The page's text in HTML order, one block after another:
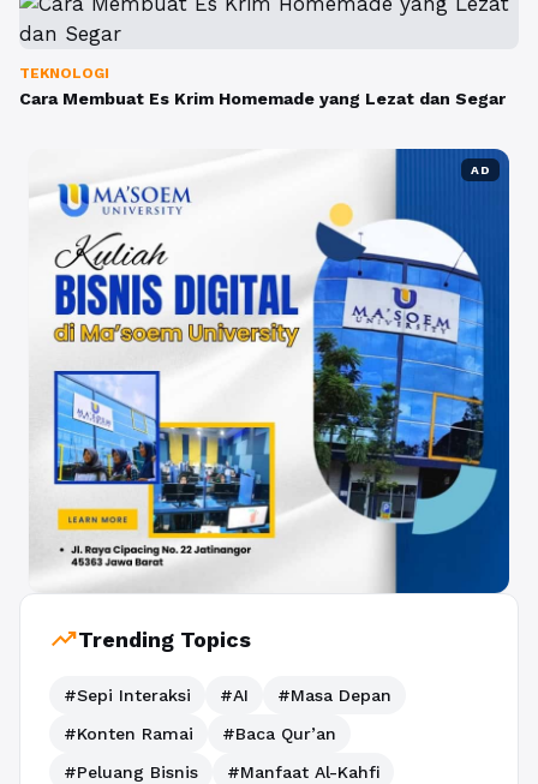
TEKNOLOGI
Cara Membuat Es Krim Homemade yang Lezat dan Segar
AD
trending_upTrending Topics
#Sepi Interaksi #AI
#Masa Depan
#Konten Ramai
#Baca Qur’an
#Peluang Bisnis
#Manfaat Al-Kahfi